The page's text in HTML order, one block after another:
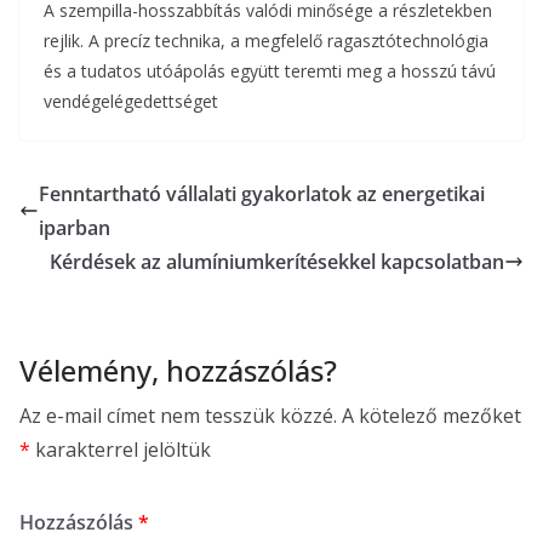
A szempilla-hosszabbítás valódi minősége a részletekben
rejlik. A precíz technika, a megfelelő ragasztótechnológia
és a tudatos utóápolás együtt teremti meg a hosszú távú
vendégelégedettséget
Fenntartható vállalati gyakorlatok az energetikai
iparban
Kérdések az alumíniumkerítésekkel kapcsolatban
Vélemény, hozzászólás?
Az e-mail címet nem tesszük közzé. A kötelező mezőket
* karakterrel jelöltük
Hozzászólás *